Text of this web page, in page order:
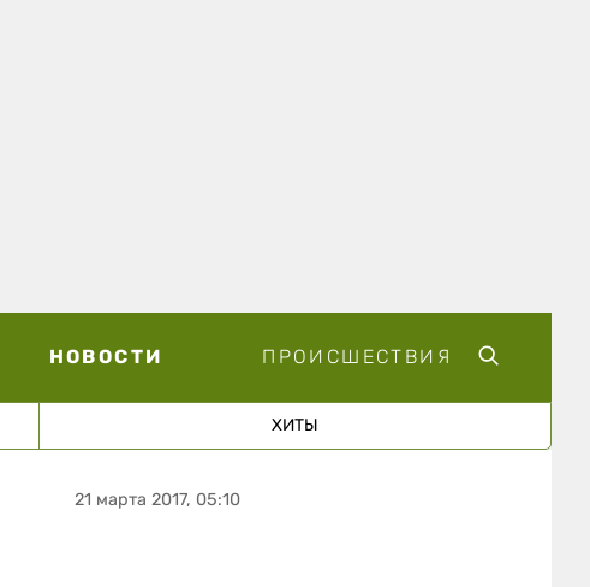
НОВОСТИ ПРОИСШЕСТВИЯ
ХИТЫ
21 марта 2017, 05:10